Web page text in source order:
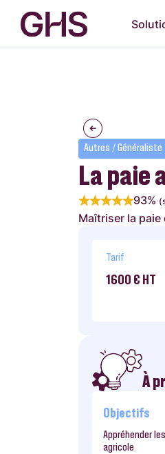
Autres / Généraliste
La paie
93%
Maîtriser la paie
Tarif
1600 € HT
À
Objectifs
Appréhender
agricole